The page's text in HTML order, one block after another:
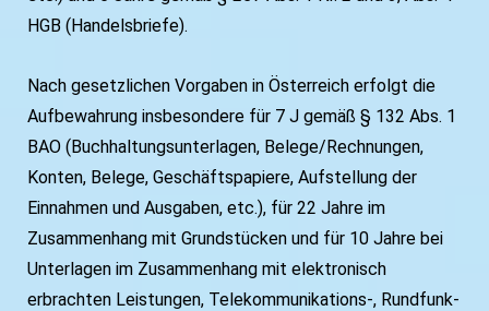
HGB (Handelsbriefe).
Nach gesetzlichen Vorgaben in Österreich erfolgt die
Aufbewahrung insbesondere für 7 J gemäß § 132 Abs. 1
BAO (Buchhaltungsunterlagen, Belege/Rechnungen,
Konten, Belege, Geschäftspapiere, Aufstellung der
Einnahmen und Ausgaben, etc.), für 22 Jahre im
Zusammenhang mit Grundstücken und für 10 Jahre bei
Unterlagen im Zusammenhang mit elektronisch
erbrachten Leistungen, Telekommunikations-, Rundfunk-